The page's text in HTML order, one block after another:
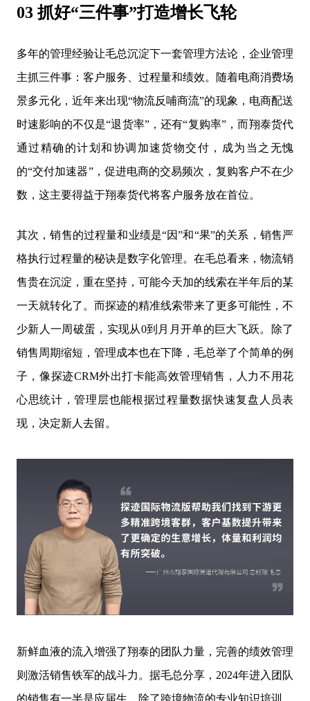
03 抓好“三件事”打造增长飞轮
多年的管理经验让毛总沉淀下一套管理方法论，企业管理
主抓三件事：客户服务、过程量和绩效。随着电商消费场
景多元化，近年来出现“物流反哺商流”的现象，电商配送
时速影响的不仅是“退货率”，还有“复购率”，而翔泰货代
通过精确的计划和协调加速货物交付，成为当之无愧
的“交付加速器”，促进电商的交易频次，复购客户不在少
数，这主要得益于翔泰货代将客户服务放在首位。
其次，销售的过程量和业绩是“因”和“果”的关系，销售严
格执行过程量的秘诀是数字化管理。在毛总看来，物流销
售贵在沉淀，重在坚持，可能今天加的线索在半年后的某
一天就转化了。而探迹的精准线索带来了更多可能性，不
少新人一周破蛋，实现从0到月月开单的巨大飞跃。除了
销售周期缩短，管理成本也在下降，毛总举了个简单的例
子，像探迹CRM外出打卡能高效管理销售，人力不用花
心思统计，管理层也能根据过程量数据快速复盘人员表
现，决定新人去留。
新鲜血液的流入增强了翔泰的团队力量，完善的绩效管理
则激活销售铁军的战斗力。据毛总分享，2024年进入团队